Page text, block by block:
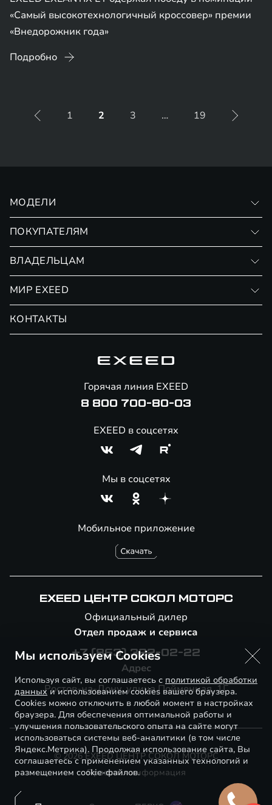
«Самый высокотехнологичный кроссовер» премии
«Внедорожник года»
Подробно
1 2 3 … 19
МОДЕЛИ
ПОКУПАТЕЛЯМ
Страхование
ВЛАДЕЛЬЦАМ
Сервис
Помощь на дорогах
Специальные предложение
МИР EXEED
КОНТАКТЫ
Мобильное приложение
Горячая линия EXEED
8 800 700-80-03
EXEED в соцсетях
Мы в соцсетях
EXEED ЦЕНТР СОКОЛ МОТОРС
Официальный дилер
Отдел продаж и сервиса
+7 (863) 322-02-22
Адрес
Ростов-на-Дону, улица Пойменная, 1Г
© 2026 EXEED ЦЕНТР СОКОЛ МОТОРС
Правовая информация
Мы используем Cookies
Используя сайт, вы соглашаетесь с политикой обработки
данныхи использованием cookies вашего браузера.
Cookies можно отключить в любой момент в настройках
браузера. Для обеспечения оптимальной работы и
улучшения пользовательского опыта на сайте могут
использоваться системы веб-аналитики (в том числе
Яндекс.Метрика). Продолжая использование сайта, Вы
соглашаетесь с применением указанных технологий и
размещением cookie-файлов.